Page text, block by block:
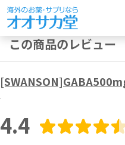
この商品のレビュー
4.4